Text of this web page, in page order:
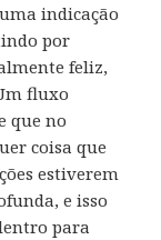
indicação
por
feliz,
fluxo
que no
coisa que
estiverem
e isso
para